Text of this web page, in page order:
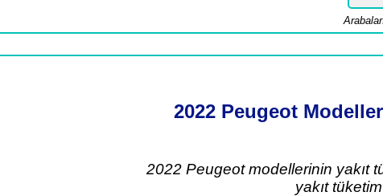
2022 Peugeot
2022 Peugeot modellerinin yakıt
yakıt